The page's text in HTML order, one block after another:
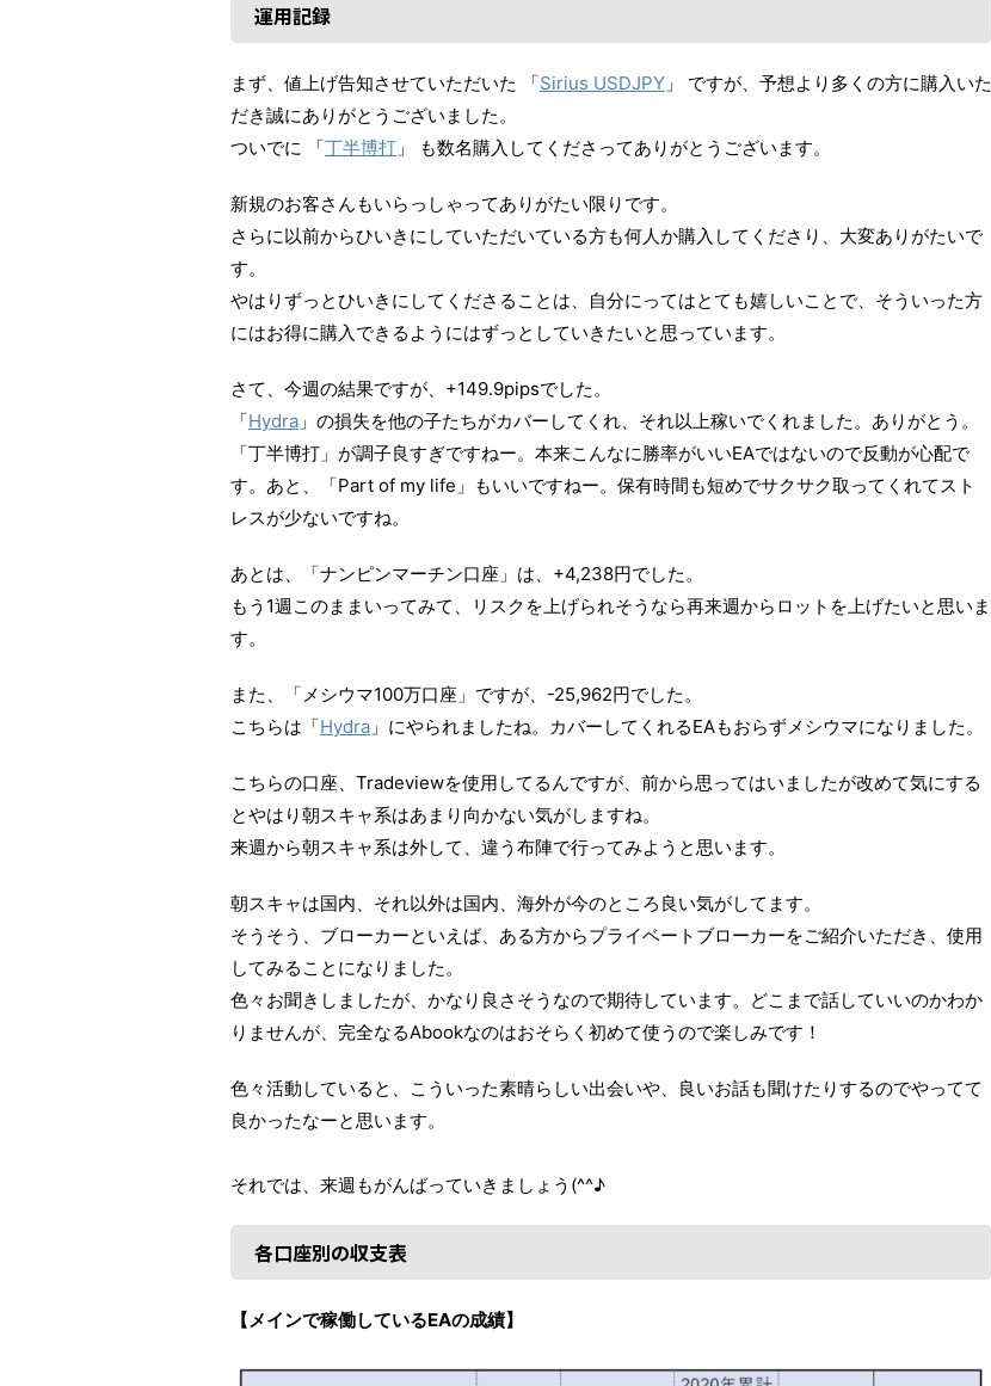
運用記録
まず、値上げ告知させていただいた 「Sirius USDJPY 」 ですが、予想より多くの方に購入いた
だき誠にありがとうございました。
ついでに 「丁半博打 」 も数名購入してくださってありがとうございます。
新規のお客さんもいらっしゃってありがたい限りです。
さらに以前からひいきにしていただいている方も何人か購入してくださり、大変ありがたいで
す。
やはりずっとひいきにしてくださることは、自分にってはとても嬉しいことで、そういった方
にはお得に購入できるようにはずっとしていきたいと思っています。
さて、今週の結果ですが、+149.9pipsでした。
「Hydra 」の損失を他の子たちがカバーしてくれ、それ以上稼いでくれました。ありがとう。
「丁半博打」が調子良すぎですねー。本来こんなに勝率がいいEAではないので反動が心配で
す。あと、「Part of my life」もいいですねー。保有時間も短めでサクサク取ってくれてスト
レスが少ないですね。
あとは、「ナンピンマーチン口座」は、+4,238円でした。
もう1週このままいってみて、リスクを上げられそうなら再来週からロットを上げたいと思いま
す。
また、「メシウマ100万口座」ですが、-25,962円でした。
こちらは「Hydra 」にやられましたね。カバーしてくれるEAもおらずメシウマになりました。
こちらの口座、Tradeviewを使用してるんですが、前から思ってはいましたが改めて気にする
とやはり朝スキャ系はあまり向かない気がしますね。
来週から朝スキャ系は外して、違う布陣で行ってみようと思います。
朝スキャは国内、それ以外は国内、海外が今のところ良い気がしてます。
そうそう、ブローカーといえば、ある方からプライベートブローカーをご紹介いただき、使用
してみることになりました。
色々お聞きしましたが、かなり良さそうなので期待しています。どこまで話していいのかわか
りませんが、完全なるAbookなのはおそらく初めて使うので楽しみです！
色々活動していると、こういった素晴らしい出会いや、良いお話も聞けたりするのでやってて
良かったなーと思います。
それでは、来週もがんばっていきましょう(^^♪
各口座別の収支表
【メインで稼働しているEAの成績】